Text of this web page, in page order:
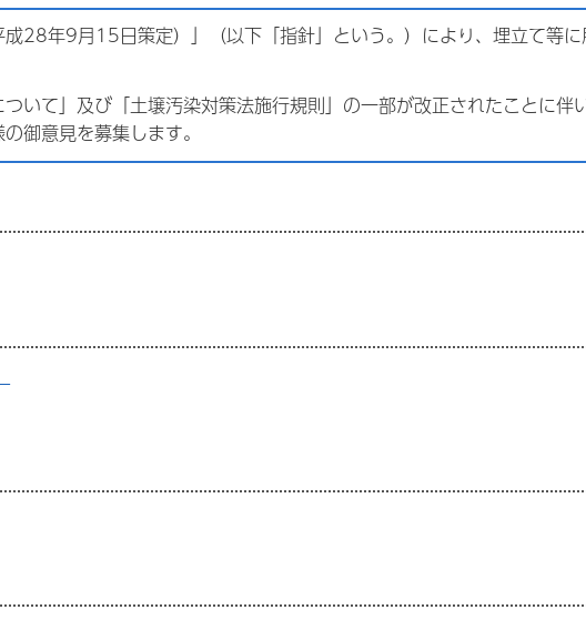
28年9月15日策定）」（以下「指針」という。）により、埋立て等
いて」及び「土壌汚染対策法施行規則」の一部が改正されたことに伴
御意見を募集します。